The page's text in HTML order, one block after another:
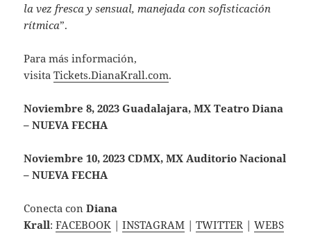
la vez fresca y sensual, manejada con sofisticación
rítmica”.
Para más información,
visitaTickets.DianaKrall.com.
Noviembre 8, 2023 Guadalajara, MX Teatro Diana
– NUEVA FECHA
Noviembre 10, 2023 CDMX, MX Auditorio Nacional
– NUEVA FECHA
Conecta conDiana
Krall:FACEBOOK |INSTAGRAM |TWITTER |WEBS